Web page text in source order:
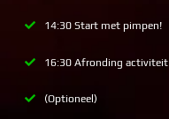
14:30 Start met pimpen!
16:30 Afronding activiteit
(Optioneel)